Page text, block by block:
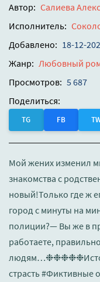
Автор: Салиева
Исполнитель:
Добавлено: 18-12-
Жанр: Любовный
Просмотров: 5 687
Поделиться:
TG FB
Мой жених изменил
знакомства с
новый!Только где ж
город с минуты на
полиции?— Вы же в
работаете,
страсть #Фиктивные